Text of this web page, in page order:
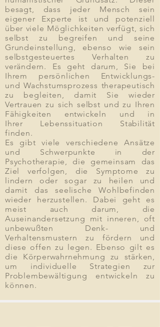
besagt, dass jeder Mensch sein
eigener Experte ist und potenziell
über viele Möglichkeiten verfügt, sich
selbst zu begreifen und seine
Grundeinstellung, ebenso wie sein
selbstgesteuertes Verhalten zu
verändern. Es geht darum, Sie bei
Ihrem persönlichen Entwicklungs-
und Wachstumsprozess therapeutisch
zu begleiten, damit Sie wieder
Vertrauen zu sich selbst und zu Ihren
Fähigkeiten entwickeln und in
Ihrer Lebenssituation Stabilität
finden.
Es gibt viele verschiedene Ansätze
und Schwerpunkte in der
Psychotherapie, die gemeinsam das
Ziel verfolgen, die Symptome zu
lindern oder sogar zu heilen und
damit das seelische Wohlbefinden
wieder herzustellen. Dabei geht es
meist auch darum, die
Auseinandersetzung mit inneren, oft
unbewußten Denk- und
Verhaltensmustern zu fördern und
diese offen zu legen. Ebenso gilt es
die Körperwahrnehmung zu stärken,
um individuelle Strategien zur
Problembewältigung entwickeln zu
können.